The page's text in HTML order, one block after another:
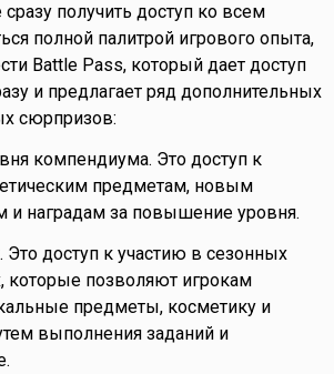
получить доступ ко всем
полной палитрой игрового опыта,
Battle Pass, который дает доступ
и предлагает ряд дополнительных
сюрпризов:
компендиума. Это доступ к
предметам, новым
наградам за повышение уровня.
Это доступ к участию в сезонных
которые позволяют игрокам
предметы, косметику и
выполнения заданий и